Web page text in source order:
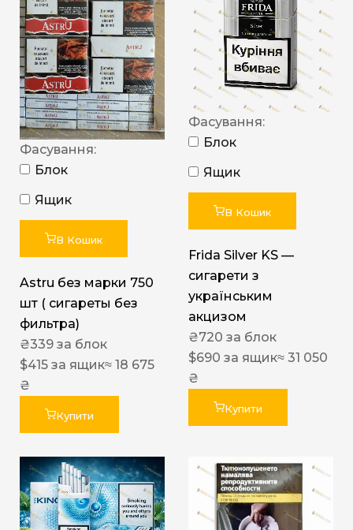
Фасування:
Блок
Ящик
В Кошик
Astru без марки 750
шт ( сигареты без
фильтра)
₴339 за блок
$415 за ящик≈ 18 675
₴
Купити
Фасування:
Блок
Ящик
В Кошик
Frida Silver KS —
сигарети з
українським
акцизом
₴720 за блок
$690 за ящик≈ 31 050
₴
Купити